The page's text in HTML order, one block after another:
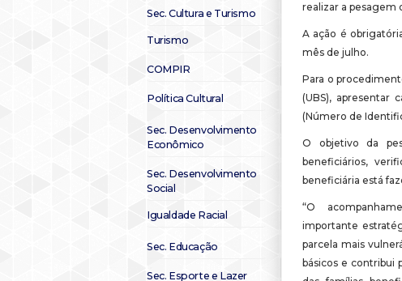
Sec. Cultura e Turismo
Turismo
COMPIR
Política Cultural
Sec. Desenvolvimento
Econômico
Sec. Desenvolvimento
Social
Igualdade Racial
Sec. Educação
Sec. Esporte e Lazer
realizar a
A ação é
mês de julho.
Para o
(UBS), apresentar
(Número de
O objetivo da
beneficiários,
beneficiária está
“O
importante
parcela mais
básicos e contribui